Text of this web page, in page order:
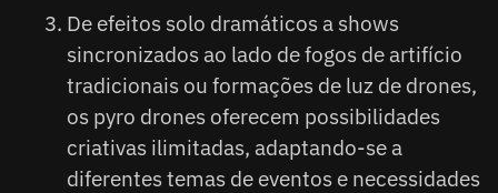
De efeitos solo dramáticos a shows
sincronizados ao lado de fogos de artifício
tradicionais ou formações de luz de drones,
os pyro drones oferecem possibilidades
criativas ilimitadas, adaptando-se a
diferentes temas de eventos e necessidades